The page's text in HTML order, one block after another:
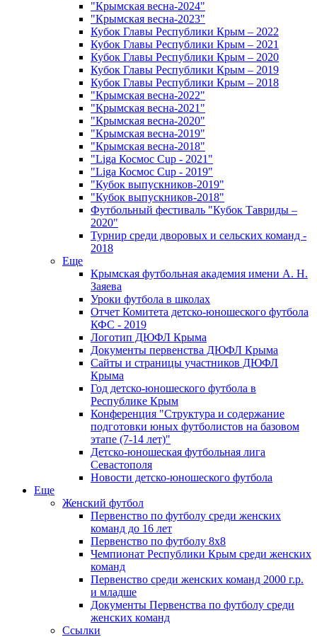
"Крымская весна-2024"
"Крымская весна-2023"
Кубок Главы Республики Крым – 2022
Кубок Главы Республики Крым – 2021
Кубок Главы Республики Крым – 2020
Кубок Главы Республики Крым – 2019
Кубок Главы Республики Крым – 2018
"Крымская весна-2022"
"Крымская весна-2021"
"Крымская весна-2020"
"Крымская весна-2019"
"Крымская весна-2018"
"Liga Космос Cup - 2021"
"Liga Космос Cup - 2019"
"Кубок выпускников-2019"
"Кубок выпускников-2018"
Футбольный фестиваль "Кубок Тавриды –
2020"
Турнир среди дворовых и сельских команд -
2018
Еще
Крымская футбольная академия имени А. Н.
Заяева
Уроки футбола в школах
Отчет Комитета детско-юношеского футбола
КФС - 2019
Логотип ДЮФЛ Крыма
Документы первенства ДЮФЛ Крыма
Сайты и страницы участников ДЮФЛ
Крыма
Год детско-юношеского футбола в
Республике Крым
Конференция "Структура и содержание
подготовки юных футболистов на базовом
этапе (7-14 лет)"
Детско-юношеская футбольная лига
Севастополя
Новости детско-юношеского футбола
Еще
Женский футбол
Первенство по футболу среди женских
команд до 16 лет
Первенство по футболу 8х8
Чемпионат Республики Крым среди женских
команд
Первенство среди женских команд 2000 г.р.
и младше
Документы Первенства по футболу среди
женских команд
Ссылки